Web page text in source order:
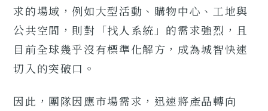
求的場域，例如大型活動、購物中心、工地與
公共空間，則對「找人系統」的需求強烈，且
目前全球幾乎沒有標準化解方，成為城智快速
切入的突破口。
因此，團隊因應市場需求，迅速將產品轉向